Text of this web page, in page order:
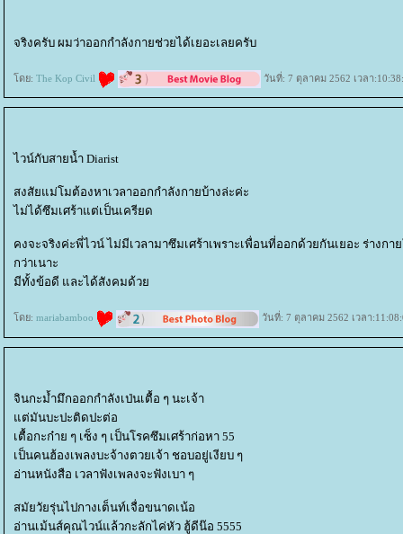
จริงครับ ผมว่าออกกำลังกายช่วยได้เยอะเลยครับ
ดย: The Kop Civil วันที่: 7 ตุลาคม 2562 เวลา
ไวน์กับสายน้ำ Diarist
สงสัยแม่โมต้องหาเวลาออกกำลังกายบ้างล่ะค่ะ
ไม่ได้ซึมเศร้าแต่เป็นเครียด
คงจะจริงค่ะพี่ไวน์ ไม่มีเวลามาซึมเศร้าเพราะเพื่อนที่ออกด้วยกันเยอะ ร่าง
กว่าเนาะ
มีทั้งข้อดี และได้สังคมด้ว
ดย: mariabamboo วันที่: 7 ตุลาคม 2562 เวลา
จินกะม้ำมึกออกกำลังเป่นเตื้อ ๆ นะเจ้า
ต่มันบะปะติดปะต่อ
เตื้อกะก๋าย ๆ เซ็ง ๆ เป็นโรคซึมเศร้าก่อหา 55
เป็นคนฮ้องเพลงบะจ้างตวยเจ้า ชอบอยู่เงียบ ๆ
อ่านหนังสือ เวลาฟังเพลงจะฟังเบา ๆ
สมัยวัยรุ่นไปกางเต็นท์เจื่อขนาดเน้อ
อ่านเม้นส์คุณไวน์แล้วกะลักไค่หัว ฮู้ดีน๊อ 5555